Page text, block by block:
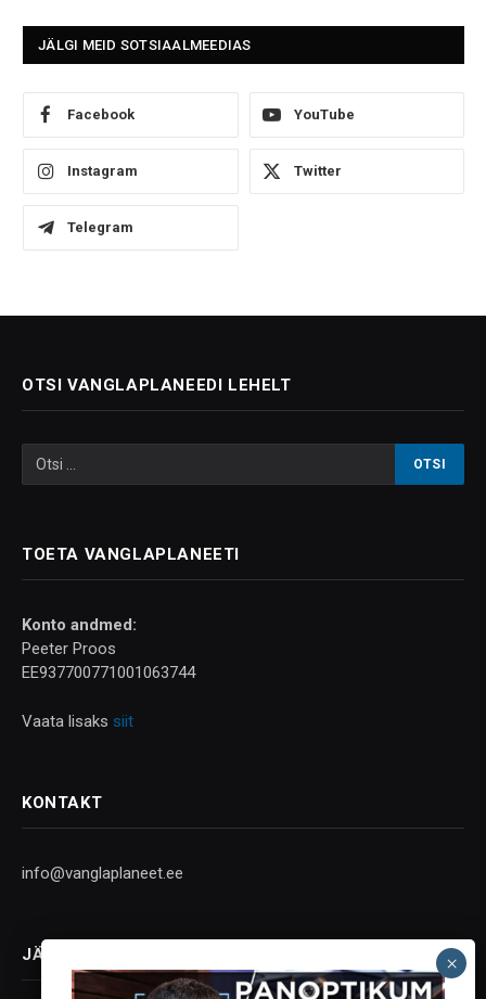
JÄLGI MEID SOTSIAALMEEDIAS
Facebook YouTube
Instagram Twitter
Telegram
OTSI VANGLAPLANEEDI LEHELT
TOETA VANGLAPLANEETI
Konto andmed:
Peeter Proos
EE937700771001063744
Vaata lisaks siit
KONTAKT
info@vanglaplaneet.ee
JÄLGI SOTSIAALMEEDIAS